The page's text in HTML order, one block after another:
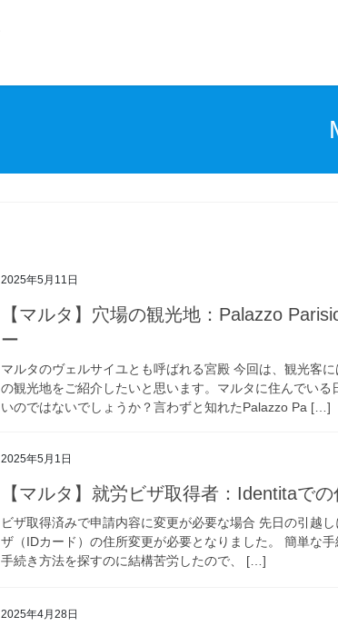
2025年5月11日
【マルタ】穴場の観光地：Palazzo
ー
マルタのヴェルサイユとも呼ばれる宮殿 今回は、観光客
の観光地をご紹介したいと思います。マルタに住んでいる
いのではないでしょうか？言わずと知れたPalazzo Pa […]
2025年5月1日
【マルタ】就労ビザ取得者：Identitaで
ビザ取得済みで申請内容に変更が必要な場合 先日の引越
ザ（IDカード）の住所変更が必要となりました。 簡単な
手続き方法を探すのに結構苦労したので、 […]
2025年4月28日